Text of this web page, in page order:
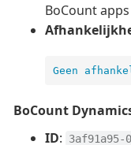
BoCount apps
Geen
BoCount
ID: 3af91a95-